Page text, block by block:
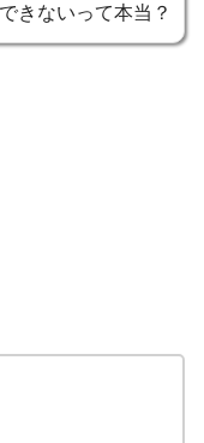
きないって本当？